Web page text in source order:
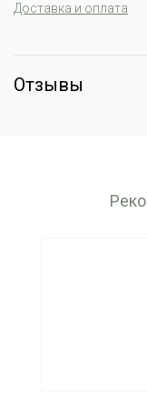
Доставка и оплата
Отзывы